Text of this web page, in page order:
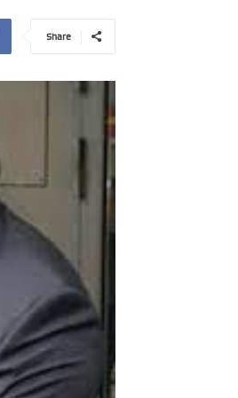
Share